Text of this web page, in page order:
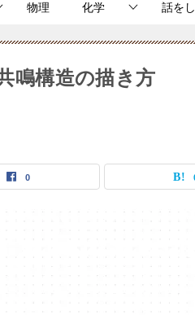
物理 化学 話を
鳴構造の描き方
0